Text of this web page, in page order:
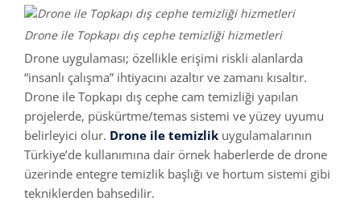
Drone ile Topkapı dış cephe temizliği hizmetleri
Drone uygulaması; özellikle erişimi riskli alanlarda
“insanlı çalışma” ihtiyacını azaltır ve zamanı kısaltır.
Drone ile Topkapı dış cephe cam temizliği yapılan
projelerde, püskürtme/temas sistemi ve yüzey uyumu
belirleyici olur. Drone ile temizlik uygulamalarının
Türkiye’de kullanımına dair örnek haberlerde de drone
üzerinde entegre temizlik başlığı ve hortum sistemi gibi
tekniklerden bahsedilir.